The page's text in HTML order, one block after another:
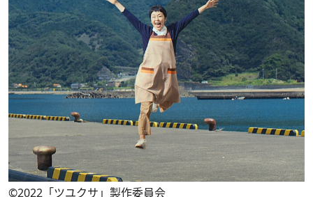
©2022「ツユクサ」製作委員会